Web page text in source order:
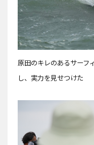
原田のキレのあるサーフ
し、実力を見せつけた